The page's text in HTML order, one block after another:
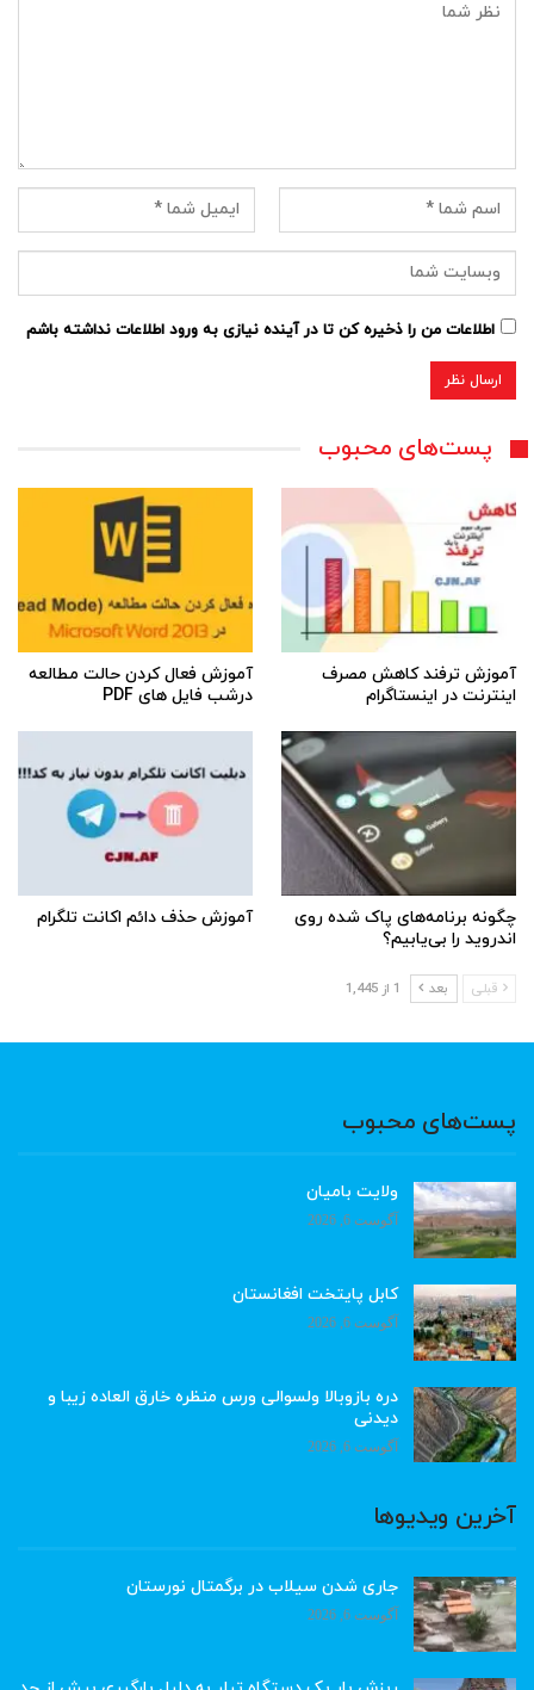
اطلاعات من را ذخیره کن تا در آینده نیازی به ورود اطلاعات نداشته باشم
پست‌های محبوب
آموزش ترفند کاهش مصرف
اینترنت در اینستاگرام
آموزش فعال کردن حالت مطالعه
درشب فایل های PDF
چگونه برنامه‌های پاک شده روی
اندروید را بی‌یابیم؟
آموزش حذف دائم اکانت تلگرام
قبلی بعد 1 از 1,445
پست‌های محبوب
ولایت بامیان
آگوست 6, 2026
کابل پایتخت افغانستان
آگوست 6, 2026
دره بازوبالا ولسوالی ورس منظره خارق العاده زیبا و
دیدنی
آگوست 6, 2026
آخرین ویدیوها
جاری شدن سیلاب در برگمتال نورستان
آگوست 6, 2026